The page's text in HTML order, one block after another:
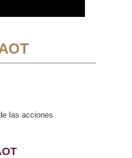
las acciones